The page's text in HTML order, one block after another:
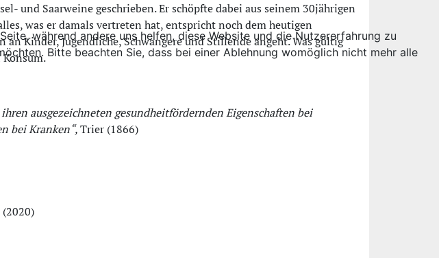
und Saarweine geschrieben. Er schöpfte dabei aus seinem 30jährigen
was er damals vertreten hat, entspricht noch dem heutigen
an Kinder, Jugendliche, Schwangere und Stillende angeht. Was gültig
ausgezeichneten gesundheitfördernden Eigenschaften bei
bei Kranken“,Trier (1866)
während andere uns helfen, diese Website und die Nutzererfahrung zu
Bitte beachten Sie, dass bei einer Ablehnung womöglich nicht mehr alle